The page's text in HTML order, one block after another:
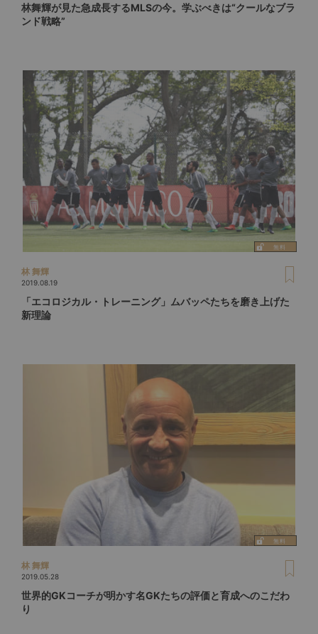
林舞輝が見た急成長するMLSの今。学ぶべきは“クールなブラ
ンド戦略”
林 舞輝
2019.08.19
「エコロジカル・トレーニング」ムバッペたちを磨き上げた
新理論
林 舞輝
2019.05.28
世界的GKコーチが明かす名GKたちの評価と育成へのこだわ
り